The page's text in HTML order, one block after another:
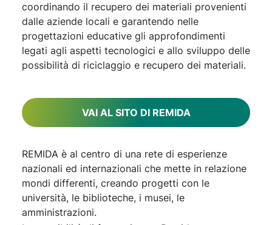
coordinando il recupero dei materiali provenienti
dalle aziende locali e garantendo nelle
progettazioni educative gli approfondimenti
legati agli aspetti tecnologici e allo sviluppo delle
possibilità di riciclaggio e recupero dei materiali.
VAI AL SITO DI REMIDA
REMIDA è al centro di una rete di esperienze
nazionali ed internazionali che mette in relazione
mondi differenti, creando progetti con le
università, le biblioteche, i musei, le
amministrazioni.